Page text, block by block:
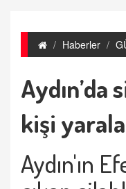
Haberler
Aydın’da
kişi
Aydın'ın